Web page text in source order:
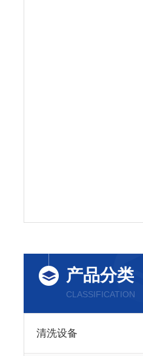
产品分类
CLASSIFICATION
清洗设备